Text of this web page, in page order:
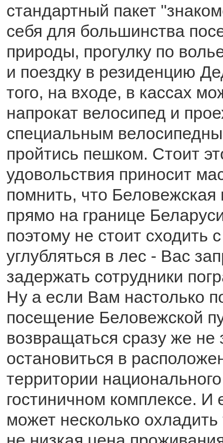
стандартный пакет
себя для большинства
природы, прогулку по
и поездку в резиденцию
того, на входе, в кассах
напрокат велосипед и
специальным
пройтись пешком. Стоит
удовольствия приносит
помнить, что
прямо на границе
поэтому не стоит сходить
углубляться в лес - Вас
задержать сотрудники
Ну а если Вам настолько
посещение Беловежской
возвращаться сразу же не
остановиться в
территории
гостиничном комплексе. И
может несколько